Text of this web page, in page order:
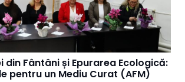
din Fântâni și Epurarea Ecologică:
pentru un Mediu Curat (AFM)